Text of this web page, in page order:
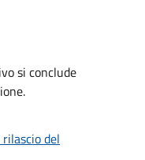
si conclude
del